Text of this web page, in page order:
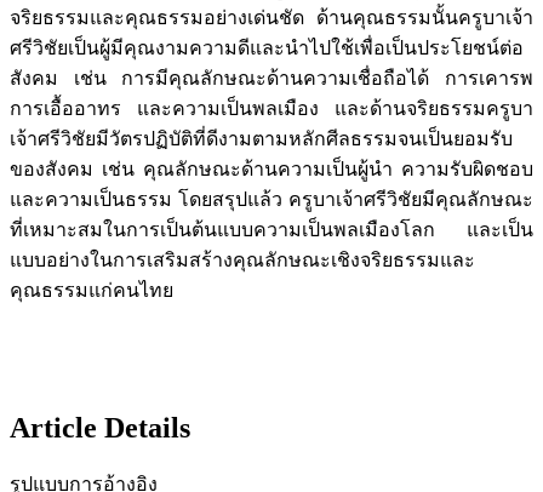
จริยธรรมและคุณธรรมอย่างเด่นชัด ด้านคุณธรรมนั้นครูบาเจ้า
ศรีวิชัยเป็นผู้มีคุณงามความดีและนำไปใช้เพื่อเป็นประโยชน์ต่อ
สังคม เช่น การมีคุณลักษณะด้านความเชื่อถือได้ การเคารพ
การเอื้ออาทร และความเป็นพลเมือง และด้านจริยธรรมครูบา
เจ้าศรีวิชัยมีวัตรปฏิบัติที่ดีงามตามหลักศีลธรรมจนเป็นยอมรับ
ของสังคม เช่น คุณลักษณะด้านความเป็นผู้นำ ความรับผิดชอบ
และความเป็นธรรม โดยสรุปแล้ว ครูบาเจ้าศรีวิชัยมีคุณลักษณะ
ที่เหมาะสมในการเป็นต้นแบบความเป็นพลเมืองโลก และเป็น
แบบอย่างในการเสริมสร้างคุณลักษณะเชิงจริยธรรมและ
คุณธรรมแก่คนไทย
Article Details
รูปแบบการอ้างอิง